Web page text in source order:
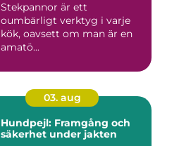
Stekpannor är ett
oumbärligt verktyg i varje
kök, oavsett om man är en
amatö...
03. aug
Hundpejl: Framgång och
säkerhet under jakten